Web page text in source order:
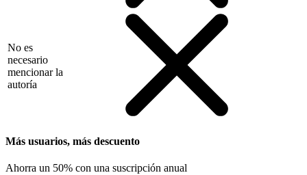
No es
necesario
mencionar la
autoría
Más usuarios, más descuento
Ahorra un 50% con una suscripción anual